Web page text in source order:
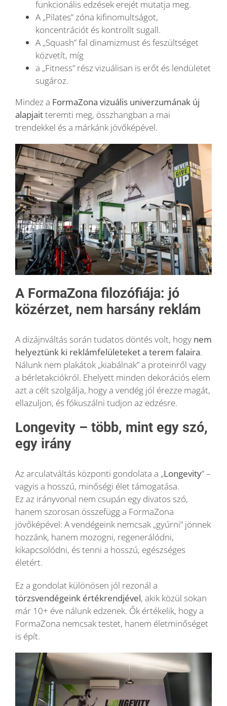
funkcionális edzések erejét mutatja meg.
A „Pilates” zóna kifinomultságot,
koncentrációt és kontrollt sugall.
A „Squash” fal dinamizmust és feszültséget
közvetít, míg
a „Fitness” rész vizuálisan is erőt és lendületet
sugároz.
Mindez a FormaZona vizuális univerzumának új
alapjaitteremti meg, összhangban a mai
trendekkel és a márkánk jövőképével.
A FormaZona filozófiája: jó
közérzet, nem harsány reklám
A dizájnváltás során tudatos döntés volt, hogy nem
helyeztünk ki reklámfelületeket a terem falaira.
Nálunk nem plakátok „kiabálnak” a proteinről vagy
a bérletakciókról. Ehelyett minden dekorációs elem
azt a célt szolgálja, hogy a vendég jól érezze magát,
ellazuljon, és fókuszálni tudjon az edzésre.
Longevity – több, mint egy szó,
egy irány
Az arculatváltás központi gondolata a „Longevity” –
vagyis a hosszú, minőségi élet támogatása.
Ez az irányvonal nem csupán egy divatos szó,
hanem szorosan összefügg a FormaZona
jövőképével: A vendégeink nemcsak „gyúrni” jönnek
hozzánk, hanem mozogni, regenerálódni,
kikapcsolódni, és tenni a hosszú, egészséges
életért.
Ez a gondolat különösen jól rezonál a
törzsvendégeink értékrendjével, akik közül sokan
már 10+ éve nálunk edzenek. Ők értékelik, hogy a
FormaZona nemcsak testet, hanem életminőséget
is épít.